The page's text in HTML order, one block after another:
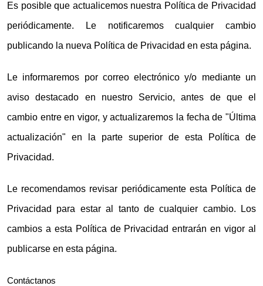
Es posible que actualicemos nuestra Política de Privacidad
periódicamente. Le notificaremos cualquier cambio
publicando la nueva Política de Privacidad en esta página.
Le informaremos por correo electrónico y/o mediante un
aviso destacado en nuestro Servicio, antes de que el
cambio entre en vigor, y actualizaremos la fecha de "Última
actualización" en la parte superior de esta Política de
Privacidad.
Le recomendamos revisar periódicamente esta Política de
Privacidad para estar al tanto de cualquier cambio. Los
cambios a esta Política de Privacidad entrarán en vigor al
publicarse en esta página.
Contáctanos